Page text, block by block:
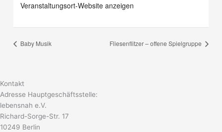
Veranstaltungsort-Website anzeigen
Baby Musik Fliesenflitzer – offene Spielgruppe
Kontakt
Adresse Hauptgeschäftsstelle:
lebensnah e.V.
Richard-Sorge-Str. 17
10249 Berlin